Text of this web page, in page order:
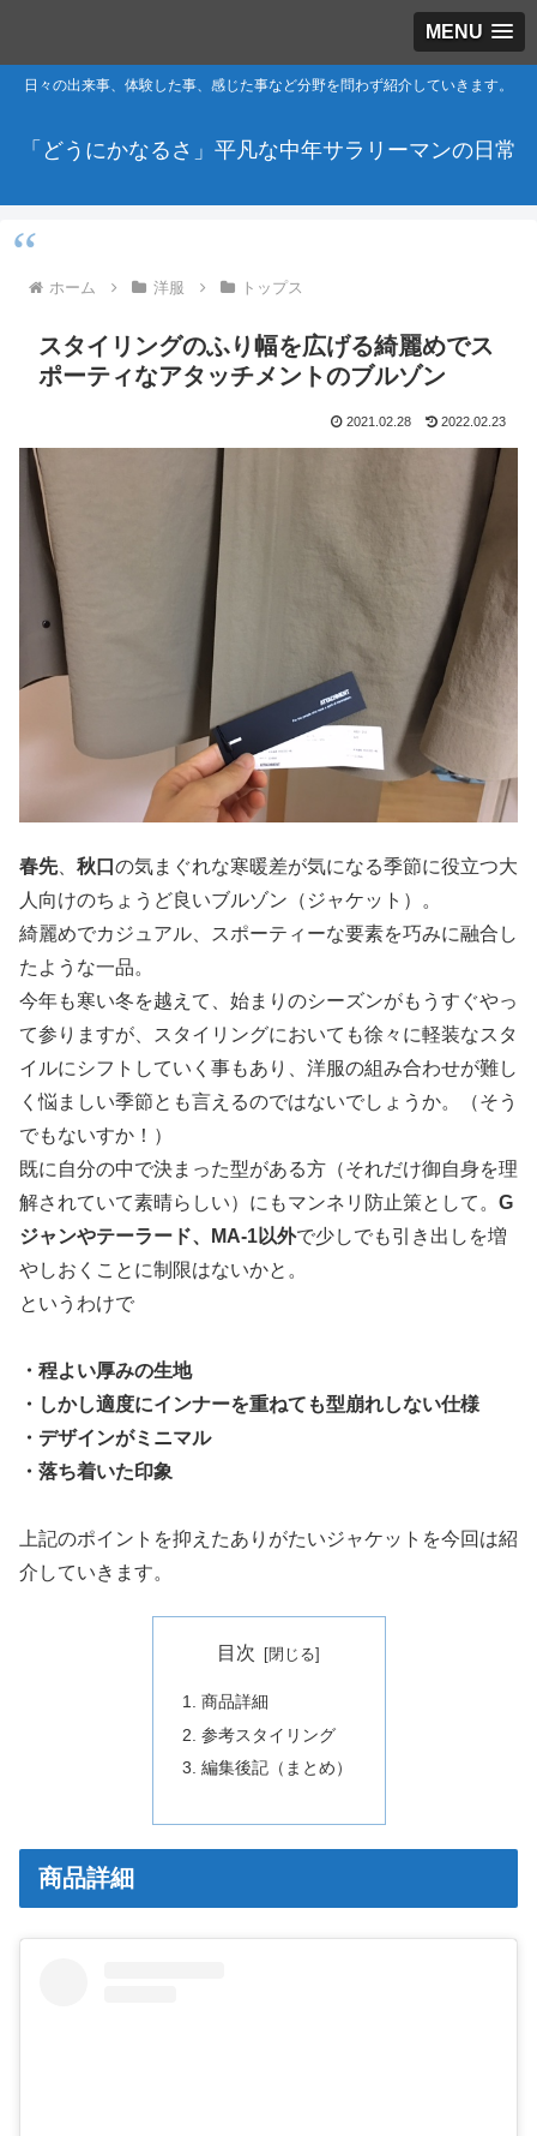
MENU
日々の出来事、体験した事、感じた事など分野を問わず紹介していきます。
「どうにかなるさ」平凡な中年サラリーマンの日常
ホーム 洋服 トップス
スタイリングのふり幅を広げる綺麗めでス
ポーティなアタッチメントのブルゾン
2021.02.28 2022.02.23
春先、 秋口 の気まぐれな寒暖差が気になる季節に役立つ大
人向けのちょうど良いブルゾン（ジャケット）。
綺麗めでカジュアル、スポーティーな要素を巧みに融合し
たような一品。
今年も寒い冬を越えて、始まりのシーズンがもうすぐやっ
て参りますが、スタイリングにおいても徐々に軽装なスタ
イルにシフトしていく事もあり、洋服の組み合わせが難し
く悩ましい季節とも言えるのではないでしょうか。（そう
でもないすか！）
既に自分の中で決まった型がある方（それだけ御自身を理
解されていて素晴らしい）にもマンネリ防止策として。 G
ジャンやテーラード、MA-1以外で少しでも引き出しを増
やしおくことに制限はないかと。
というわけで
・程よい厚みの生地
・しかし適度にインナーを重ねても型崩れしない仕様
・デザインがミニマル
・落ち着いた印象
上記のポイントを抑えたありがたいジャケットを今回は紹
介していきます。
目次
商品詳細
参考スタイリング
編集後記（まとめ）
商品詳細